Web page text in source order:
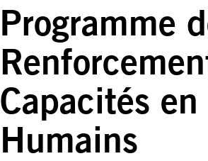
Programme
Capacités
Humains